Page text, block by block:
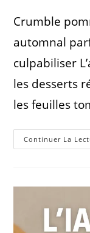
Crumble
automnal
culpabiliser
les desserts
les feuilles
Continuer La